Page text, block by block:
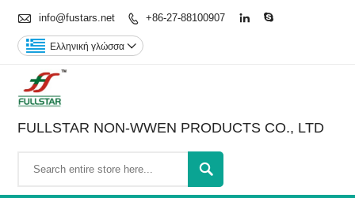
 info@fustars.net  +86-27-88100907  
Ελληνική γλώσσα 
FULLSTAR NON-WWEN PRODUCTS CO., LTD
